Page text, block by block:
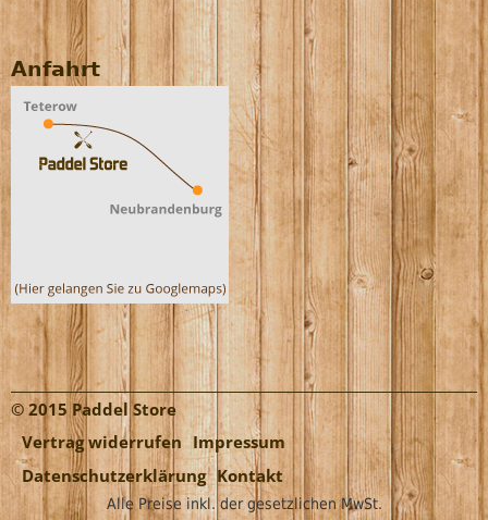
Anfahrt
© 2015 Paddel Store
Vertrag widerrufen Impressum
Datenschutzerklärung Kontakt
Alle Preise inkl. der gesetzlichen MwSt.